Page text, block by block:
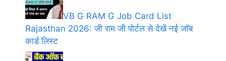
VB G RAM G Job Card List
Rajasthan 2026: जी राम जी पोर्टल से देखें नई जॉब
कार्ड लिस्ट